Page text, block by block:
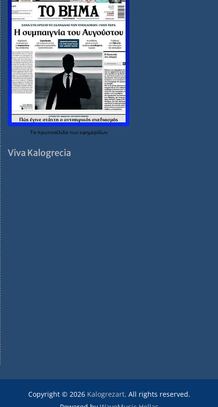
Τα πρωτοσέλιδα των εφημερίδων
Viva Kalogrecia
Copyright © 2026 Kalogrezart. All rights reserved.